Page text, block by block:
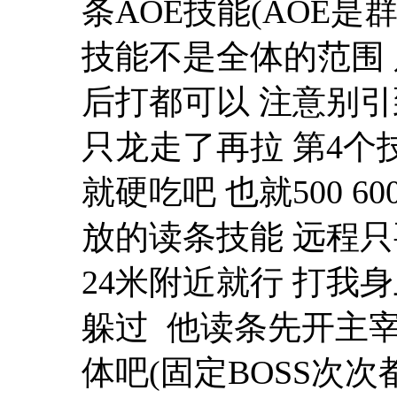
条AOE技能(AOE是
技能不是全体的范
后打都可以 注意别
只龙走了再拉 第4个
就硬吃吧 也就500
放的读条技能 远程
24米附近就行 打我
躲过 他读条先开主
体吧(固定BOSS次